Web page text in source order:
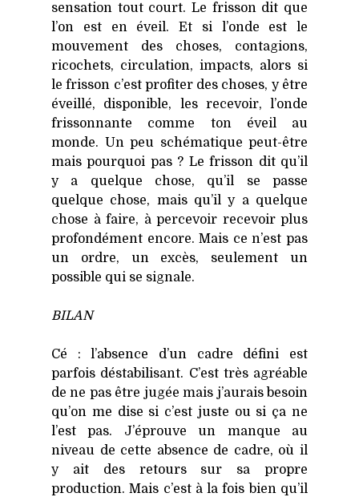
sen­sa­tion tout court. Le fris­son dit que
l’on est en éveil. Et si l’onde est le
mou­ve­ment des choses, conta­gions,
rico­chets, cir­cu­la­tion, impacts, alors si
le fris­son c’est pro­fi­ter des choses, y être
éveillé, dis­po­nible, les rece­voir, l’onde
fris­son­nante comme ton éveil au
monde. Un peu sché­ma­tique peut-être
mais pour­quoi pas ? Le fris­son dit qu’il
y a quelque chose, qu’il se passe
quelque chose, mais qu’il y a quelque
chose à faire, à per­ce­voir rece­voir plus
pro­fon­dé­ment encore. Mais ce n’est pas
un ordre, un excès, seule­ment un
pos­sible qui se signale.
BILAN
Cé : l’absence d’un cadre défi­ni est
par­fois désta­bi­li­sant. C’est très agréable
de ne pas être jugée mais j’aurais besoin
qu’on me dise si c’est juste ou si ça ne
l’est pas. J’éprouve un manque au
niveau de cette absence de cadre, où il
y ait des retours sur sa propre
pro­duc­tion. Mais c’est à la fois bien qu’il